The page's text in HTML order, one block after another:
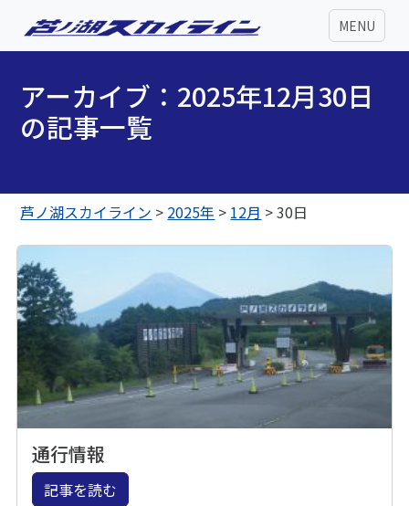
MENU
アーカイブ：2025年12月30日
の記事一覧
芦ノ湖スカイライン > 2025年 > 12月 >30日
通行情報
記事を読む